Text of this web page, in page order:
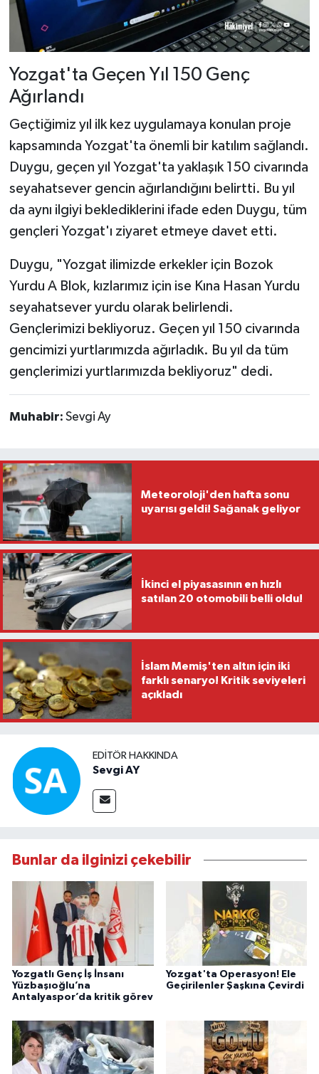
Yozgat'ta Geçen Yıl 150 Genç
Ağırlandı
Geçtiğimiz yıl ilk kez uygulamaya konulan proje
kapsamında Yozgat'ta önemli bir katılım sağlandı.
Duygu, geçen yıl Yozgat'ta yaklaşık 150 civarında
seyahatsever gencin ağırlandığını belirtti. Bu yıl
da aynı ilgiyi beklediklerini ifade eden Duygu, tüm
gençleri Yozgat'ı ziyaret etmeye davet etti.
Duygu, "Yozgat ilimizde erkekler için Bozok
Yurdu A Blok, kızlarımız için ise Kına Hasan Yurdu
seyahatsever yurdu olarak belirlendi.
Gençlerimizi bekliyoruz. Geçen yıl 150 civarında
gencimizi yurtlarımızda ağırladık. Bu yıl da tüm
gençlerimizi yurtlarımızda bekliyoruz" dedi.
Muhabir: Sevgi Ay
Meteoroloji'den hafta sonu
uyarısı geldi! Sağanak geliyor
İkinci el piyasasının en hızlı
satılan 20 otomobili belli oldu!
İslam Memiş'ten altın için iki
farklı senaryo! Kritik seviyeleri
açıkladı
EDITÖR HAKKINDA
Sevgi AY
Bunlar da ilginizi çekebilir
Yozgatlı Genç İş İnsanı
Yüzbaşıoğlu’na
Antalyaspor’da kritik görev
Yozgat'ta Operasyon! Ele
Geçirilenler Şaşkına Çevirdi